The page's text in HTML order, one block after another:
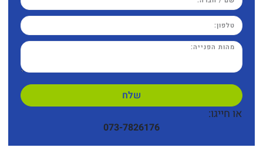
שלח
או חייגו:
073-7826176